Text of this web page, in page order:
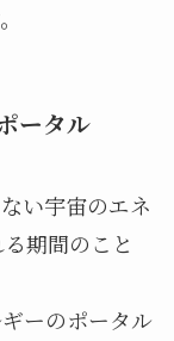
ータル
い宇宙のエネ
期間のこと
ーのポータル